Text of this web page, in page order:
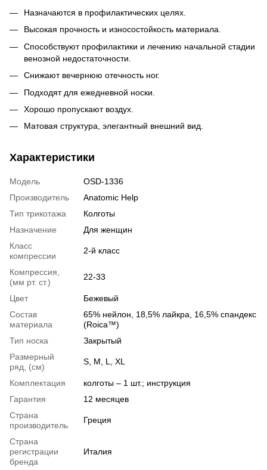
Назначаются в профилактических целях.
Высокая прочность и износостойкость материала.
Способствуют профилактики и лечению начальной стадии
венозной недостаточности.
Снижают вечернюю отечность ног.
Подходят для ежедневной носки.
Хорошо пропускают воздух.
Матовая структура, элегантный внешний вид.
Характеристики
Модель
OSD-1336
Производитель
Anatomic Help
Тип трикотажа
Колготы
Назначение
Для женщин
Класс
компрессии
2-й класс
Компрессия,
(мм рт. ст.)
22-33
Цвет
Бежевый
Состав
материала
65% нейлон, 18,5% лайкра, 16,5% спандекс
(Roica™)
Тип носка
Закрытый
Размерный
ряд, (см)
S, M, L, XL
Комплектация
колготы – 1 шт.; инструкция
Гарантия
12 месяцев
Страна
производитель
Греция
Страна
регистрации
бренда
Италия